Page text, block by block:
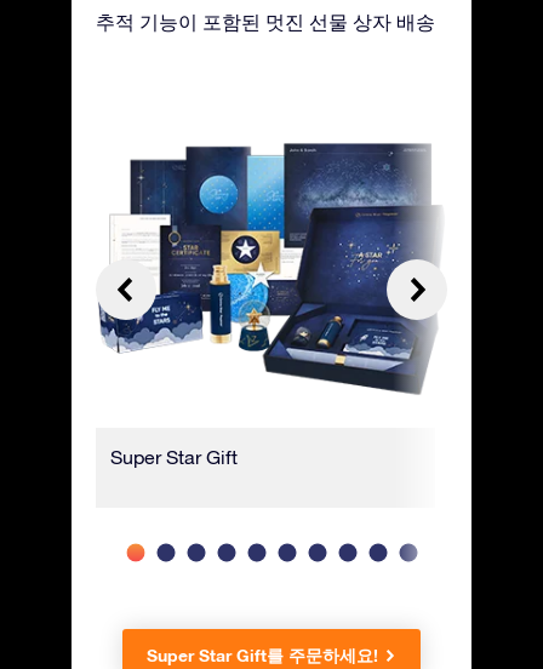
추적 기능이 포함된 멋진 선물 상자 배송
Super Star Gift
Super Star Gift를 주문하세요!